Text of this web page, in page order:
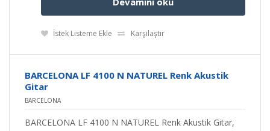
İstek Listeme Ekle Karşılaştır
BARCELONA LF 4100 N NATUREL Renk Akustik
Gitar
BARCELONA
BARCELONA LF 4100 N NATUREL Renk Akustik Gitar,